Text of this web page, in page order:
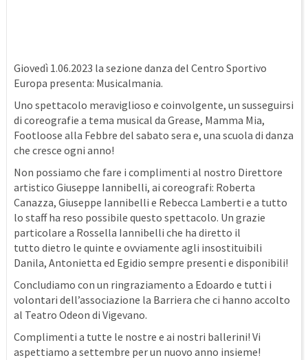
Giovedì 1.06.2023 la sezione danza del Centro Sportivo
Europa presenta: Musicalmania.
Uno spettacolo meraviglioso e coinvolgente, un susseguirsi
di coreografie a tema musical da Grease, Mamma Mia,
Footloose alla Febbre del sabato sera e, una scuola di danza
che cresce ogni anno!
Non possiamo che fare i complimenti al nostro Direttore
artistico Giuseppe Iannibelli, ai coreografi: Roberta
Canazza, Giuseppe Iannibelli e Rebecca Lamberti e a tutto
lo staff ha reso possibile questo spettacolo. Un grazie
particolare a Rossella Iannibelli che ha diretto il
tutto dietro le quinte e ovviamente agli insostituibili
Danila, Antonietta ed Egidio sempre presenti e disponibili!
Concludiamo con un ringraziamento a Edoardo e tutti i
volontari dell’associazione la Barriera che ci hanno accolto
al Teatro Odeon di Vigevano.
Complimenti a tutte le nostre e ai nostri ballerini! Vi
aspettiamo a settembre per un nuovo anno insieme!